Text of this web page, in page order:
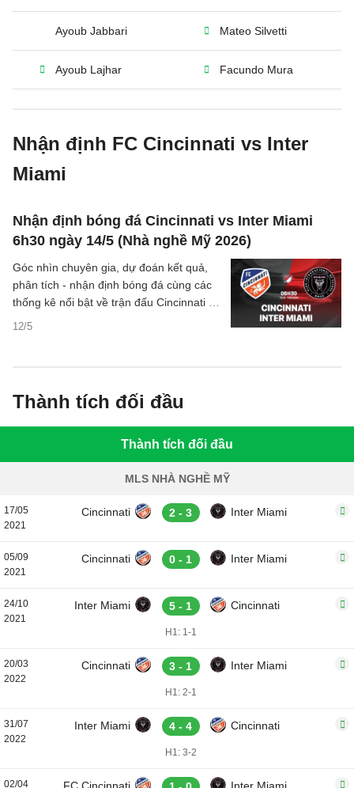
Ayoub Jabbari Mateo Silvetti
Ayoub Lajhar Facundo Mura
Nhận định FC Cincinnati vs Inter
Miami
Nhận định bóng đá Cincinnati vs Inter Miami
6h30 ngày 14/5 (Nhà nghề Mỹ 2026)
12/5
Góc nhìn chuyên gia, dự đoán kết quả,
phân tích - nhận định bóng đá cùng các
thống kê nổi bật về trận đấu Cincinnati vs
Inter Miami thuộc giải Nhà nghề Mỹ MLS
Thành tích đối đầu
Thành tích đối đầu
MLS NHÀ NGHỀ MỸ
17/05
2021
Cincinnati 2 - 3 Inter Miami
05/09
2021
Cincinnati 0 - 1 Inter Miami
24/10
2021
Inter Miami 5 - 1 Cincinnati
H1: 1-1
20/03
2022
Cincinnati 3 - 1 Inter Miami
H1: 2-1
31/07
2022
Inter Miami 4 - 4 Cincinnati
H1: 3-2
02/04